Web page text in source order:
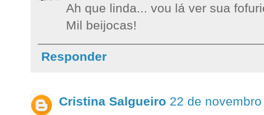
Ah que linda... vou lá ver sua
Mil beijocas!
Responder
Cristina Salgueiro 22 de